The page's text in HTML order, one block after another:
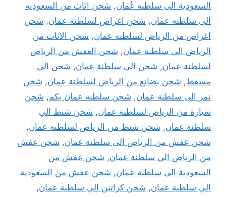
السعودية الى سلطنة عُمان, شحن اثاث من السعوديه
الى سلطنة عمان, شحن اغراض لسلطنة عمان, شحن
اغراض من الرياض لسلطنة عمان, شحن الاثاث من
الرياض الى سلطنة عمان, شحن العفش من الرياض
لسلطنة عمان, شحن الي سلطنة عمان, شحن الي
مسقط, شحن بضائع من الرياض لسلطنة عمان, شحن
تمر الى سلطنة عمان, شحن سلطنة عمان بكم, شحن
سيارة من الرياض لسلطنة عمان, شحن شنط الي
سلطنة عمان, شحن شنط من الرياض لسلطنة عمان,
شحن عفش من الرياض الى سلطنة عمان, شحن عفش
من الرياض الي سلطنة عمان, شحن عفش من
السعودية الى سلطنة عمان, شحن عفش من السعودية
الي سلطنة عمان, شحن كراتين الي سلطنة عمان,